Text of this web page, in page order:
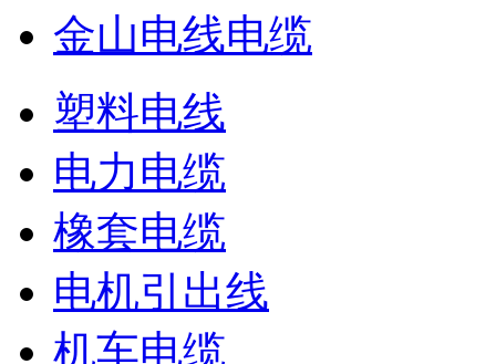
金山电线电缆
塑料电线
电力电缆
橡套电缆
电机引出线
机车电缆